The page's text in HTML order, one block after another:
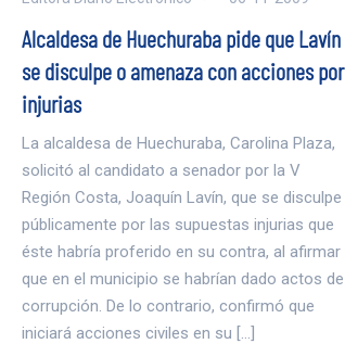
Alcaldesa de Huechuraba pide que Lavín
se disculpe o amenaza con acciones por
injurias
La alcaldesa de Huechuraba, Carolina Plaza,
solicitó al candidato a senador por la V
Región Costa, Joaquín Lavín, que se disculpe
públicamente por las supuestas injurias que
éste habría proferido en su contra, al afirmar
que en el municipio se habrían dado actos de
corrupción. De lo contrario, confirmó que
iniciará acciones civiles en su […]